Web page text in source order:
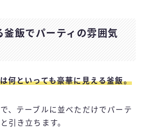
釜飯でパーティの雰囲気
何といっても豪華に見える釜飯。
、テーブルに並べただけでパーテ
引き立ちます。